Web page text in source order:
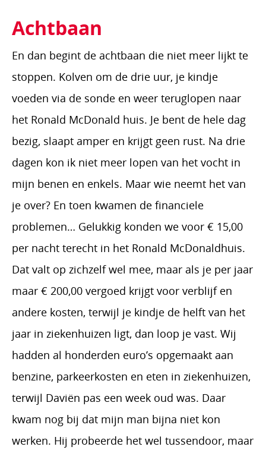
Achtbaan
En dan begint de achtbaan die niet meer lijkt te
stoppen. Kolven om de drie uur, je kindje
voeden via de sonde en weer teruglopen naar
het Ronald McDonald huis. Je bent de hele dag
bezig, slaapt amper en krijgt geen rust. Na drie
dagen kon ik niet meer lopen van het vocht in
mijn benen en enkels. Maar wie neemt het van
je over? En toen kwamen de financiele
problemen… Gelukkig konden we voor € 15,00
per nacht terecht in het Ronald McDonaldhuis.
Dat valt op zichzelf wel mee, maar als je per jaar
maar € 200,00 vergoed krijgt voor verblijf en
andere kosten, terwijl je kindje de helft van het
jaar in ziekenhuizen ligt, dan loop je vast. Wij
hadden al honderden euro’s opgemaakt aan
benzine, parkeerkosten en eten in ziekenhuizen,
terwijl Daviën pas een week oud was. Daar
kwam nog bij dat mijn man bijna niet kon
werken. Hij probeerde het wel tussendoor, maar